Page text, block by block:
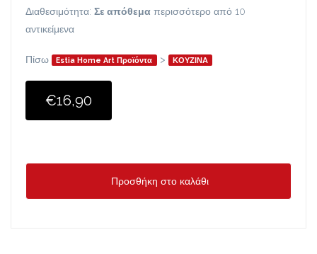
Διαθεσιμότητα: Σε απόθεμα περισσότερο από 10
αντικείμενα
Πίσω Estia Home Art Προϊόντα > ΚΟΥΖΙΝΑ
€16,90
Προσθήκη στο καλάθι